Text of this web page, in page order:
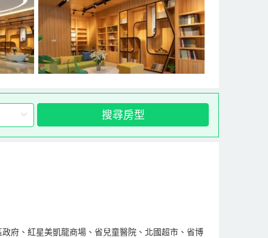
搜尋房型
府、紅星美凱龍商場、省兒童醫院、北國超市、省博